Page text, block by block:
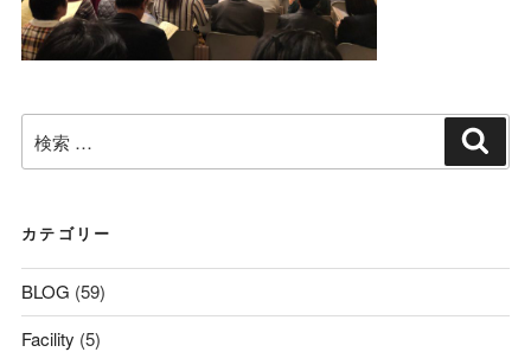
検
索:
カテゴリー
BLOG (59)
Facility (5)